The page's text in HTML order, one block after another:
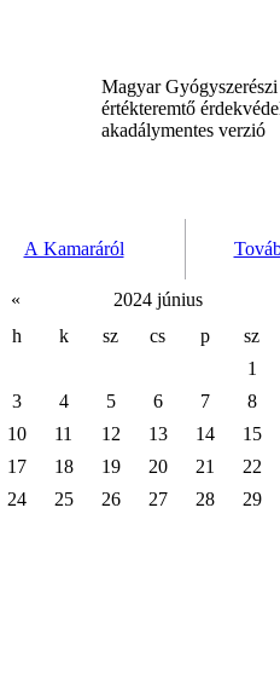
Magyar
értékteremtő
akadálymentes verzió
A Kamaráról
«
2024 június
h
k sz cs p
sz
1
3
4 5 6 7
8
10
11 12 13 14
15
17
18 19 20 21
22
24
25 26 27 28 29